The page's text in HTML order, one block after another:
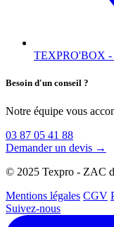
TEXPRO'BOX -
Besoin d'un conseil ?
Notre équipe vous
03 87 05 41 88
Demander un devis →
© 2025 Texpro - ZAC
Mentions légales CGV
Suivez-nous